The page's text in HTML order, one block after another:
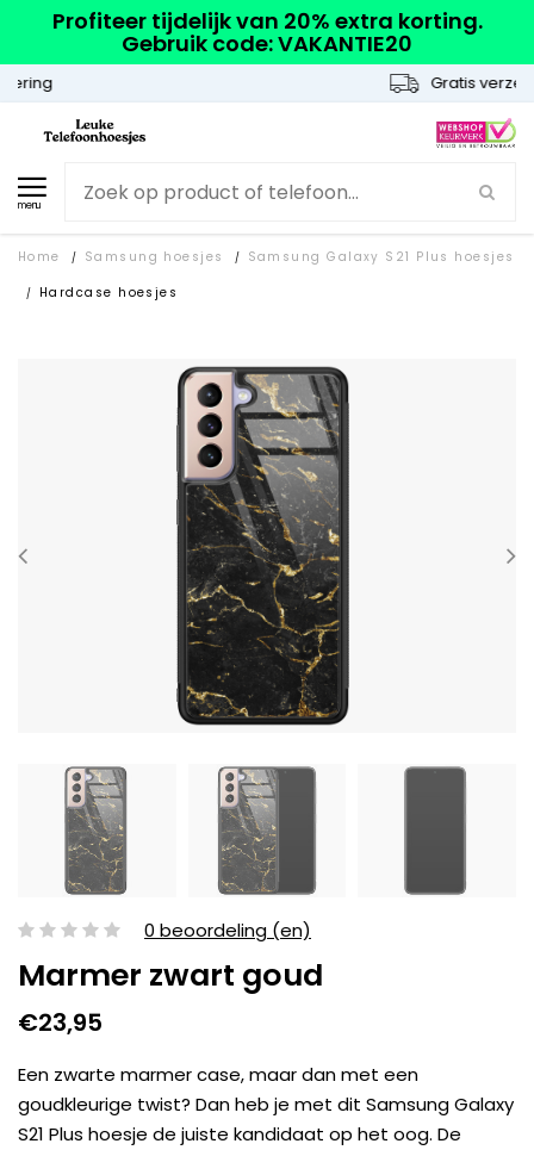
Profiteer tijdelijk van 20% extra korting.
Gebruik code: VAKANTIE20
menu
Home / Samsung hoesjes / Samsung Galaxy S21 Plus hoesjes
/ Hardcase hoesjes
0 beoordeling (en)
Marmer zwart goud
€23,95
Een zwarte marmer case, maar dan met een
goudkleurige twist? Dan heb je met dit Samsung Galaxy
S21 Plus hoesje de juiste kandidaat op het oog. De